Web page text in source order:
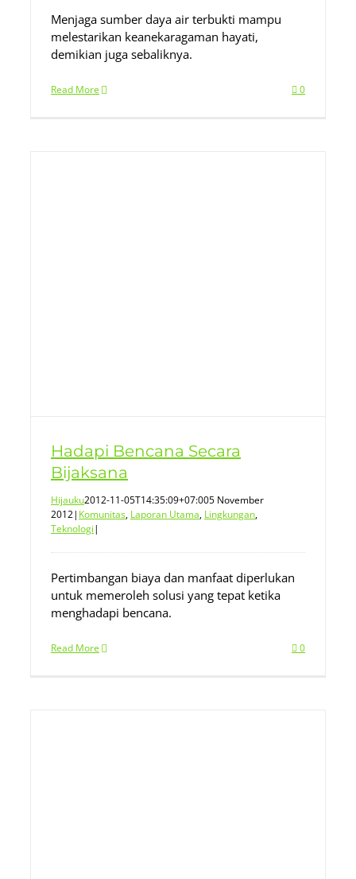
Menjaga sumber daya air terbukti mampu
melestarikan keanekaragaman hayati,
demikian juga sebaliknya.
Read More 0
Hadapi Bencana Secara
Bijaksana
Hijauku2012-11-05T14:35:09+07:005 November
2012| Komunitas, Laporan Utama, Lingkungan,
Teknologi|
Pertimbangan biaya dan manfaat diperlukan
untuk memeroleh solusi yang tepat ketika
menghadapi bencana.
Read More 0